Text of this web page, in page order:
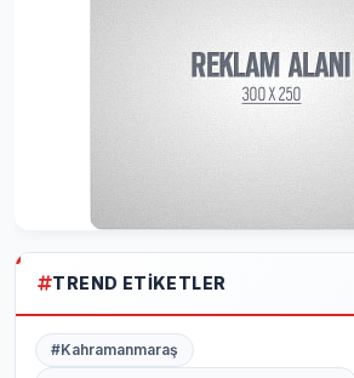
TREND ETIKETLER
#Kahramanmaraş